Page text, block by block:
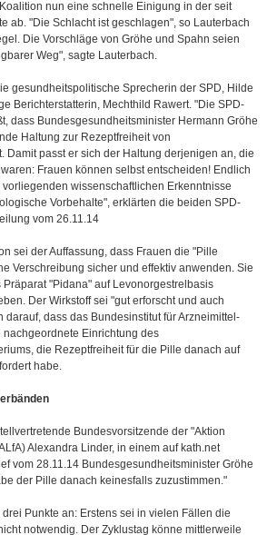
nun eine schnelle Einigung in der seit
ab. "Die Schlacht ist geschlagen", so Lauterbach
Die Vorschläge von Gröhe und Spahn seien
Weg", sagte Lauterbach.
gesundheitspolitische Sprecherin der SPD, Hilde
Berichterstatterin, Mechthild Rawert. "Die SPD-
dass Bundesgesundheitsminister Hermann Gröhe
Haltung zur Rezeptfreiheit von
Damit passt er sich der Haltung derjenigen an, die
Frauen können selbst entscheiden! Endlich
wissenschaftlichen Erkenntnisse
Vorbehalte", erklärten die beiden SPD-
vom 26.11.14
sei der Auffassung, dass Frauen die "Pille
Verschreibung sicher und effektiv anwenden. Sie
"Pidana" auf Levonorgestrelbasis
Der Wirkstoff sei "gut erforscht und auch
darauf, dass das Bundesinstitut für Arzneimittel-
Einrichtung des
die Rezeptfreiheit für die Pille danach auf
habe.
Bundesvorsitzende der "Aktion
Alexandra Linder, in einem auf kath.net
vom 28.11.14 Bundesgesundheitsminister Gröhe
der Pille danach keinesfalls zuzustimmen."
Punkte an: Erstens sei in vielen Fällen die
notwendig. Der Zyklustag könne mittlerweile